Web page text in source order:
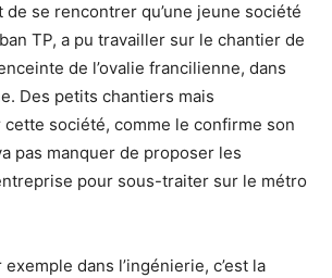
se rencontrer qu’une jeune société
TP, a pu travailler sur le chantier de
de l’ovalie francilienne, dans
Des petits chantiers mais
société, comme le confirme son
pas manquer de proposer les
pour sous-traiter sur le métro
exemple dans l’ingénierie, c’est la